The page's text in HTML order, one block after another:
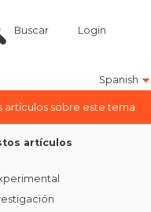
Buscar Login
Spanish
artículos sobre este tema
artículos